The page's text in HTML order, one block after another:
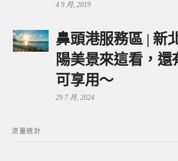
4 9 月, 2019
鼻頭港服務區 | 新
陽美景來這看，還
可享用～
29 7 月, 2024
流量統計